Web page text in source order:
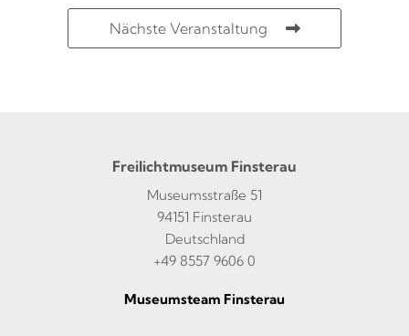
Nächste Veranstaltung
Freilichtmuseum Finsterau
Museumsstraße 51
94151 Finsterau
Deutschland
+49 8557 9606 0
Museumsteam Finsterau